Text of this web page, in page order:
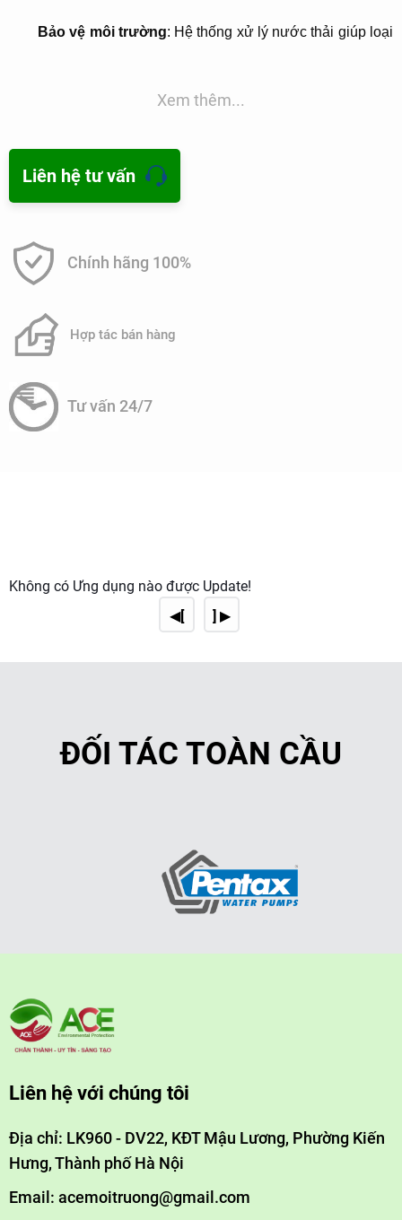
Bảo vệ môi trường: Hệ thống xử lý nước thải giúp loại
động tiêu cực đối với hệ sinh thái và nguồn nước sạch.
: Bằng cách tái sử dụng và xử lý
lại nước thải, hệ thống xử lý giúp tiết kiệm tài nguyên
Giảm chi phí hoạt động
trì hệ thống xử lý nước thải có thể đòi hỏi một số chi phí
quan đến việc xử lý nước thải có thể giúp giảm chi phí
hoạt động và bảo dưỡng lâu dài.
Đáp ứng các quy định và tiêu chuẩn
nước thải tòa nhà đô thị giúp đảm bảo rằng nước thải
Xem thêm...
Liên hệ tư vấn
Chính hãng 100%
Hợp tác bán hàng
Tư vấn 24/7
Không có Ứng dụng nào được Update!
◀[
] ▶
ĐỐI TÁC TOÀN CẦU
Liên hệ với chúng tôi
Địa chỉ: LK960 - DV22, KĐT Mậu Lương, Phường Kiến
Hưng, Thành phố Hà Nội
Email: acemoitruong@gmail.com